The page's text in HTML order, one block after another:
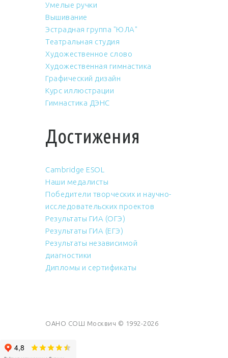
Умелые ручки
Вышивание
Эстрадная группа "ЮЛА"
Театральная студия
Художественное слово
Художественная гимнастика
Графический дизайн
Курс иллюстрации
Гимнастика ДЭНС
Достижения
Cambridge ESOL
Наши медалисты
Победители творческих и научно-
исследовательских проектов
Результаты ГИА (ОГЭ)
Результаты ГИА (ЕГЭ)
Результаты независимой
диагностики
Дипломы и сертификаты
ОАНО СОШ Москвич © 1992-2026